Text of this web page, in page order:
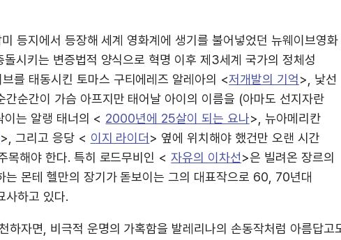
등지에서 등장해 세계 영화계에 생기를 불어넣었던 뉴웨이브영화
시키는 변증법적 양식으로 혁명 이후 제3세계 국가의 정체성
를 태동시킨 토마스 구티에레즈 알레아의 <저개발의 기억>, 낯선
순간이 가슴 아프지만 태어날 아이의 이름을 (아마도 선지자란
는 알랭 태너의 < 2000년에 25살이 되는 요나>, 뉴아메리칸
>, 그리고 응당 < 이지 라이더 > 옆에 위치해야 했건만 오랜 시간
목해야 한다. 특히 로드무비인 < 자유의 이차선>은 빌려온 장르의
몬테 헬만의 장기가 돋보이는 그의 대표작으로 60, 70년대
사하고 있다.
하자면, 비극적 운명의 가혹함을 발레리나의 손동작처럼 아름답고